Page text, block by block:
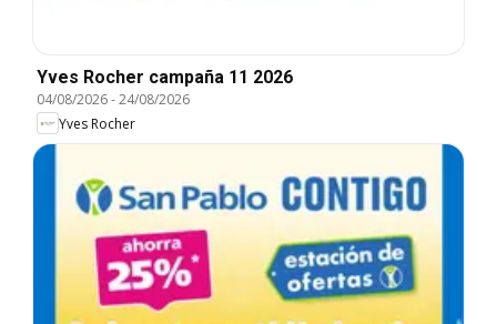
Yves Rocher campaña 11 2026
04/08/2026-24/08/2026
Yves Rocher